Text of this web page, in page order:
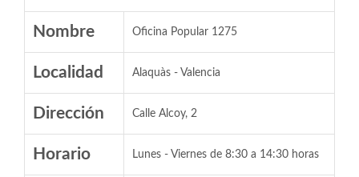
Nombre Oficina Popular 1275
Localidad Alaquàs - Valencia
Dirección Calle Alcoy, 2
Horario Lunes - Viernes de 8:30 a 14:30 horas